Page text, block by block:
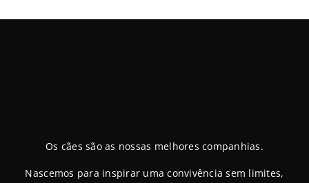
Os cães são as nossas melhores companhias.
Nascemos para inspirar uma convivência sem limites,